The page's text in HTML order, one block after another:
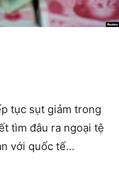
tục sụt giảm trong
tìm đâu ra ngoại tệ
với quốc tế…